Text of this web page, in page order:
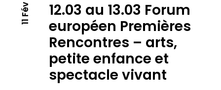
11 Fév
12.03 au 13.03 Forum
européen Premières
Rencontres – arts,
petite enfance et
spectacle vivant